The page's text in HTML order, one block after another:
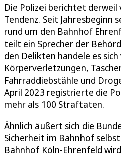
Die Polizei berichtet
Tendenz. Seit Jahresbeginn
rund um den Bahnhof
teilt ein Sprecher der
den Delikten handele es
Körperverletzungen,
Fahrraddiebstähle und
April 2023 registrierte die
mehr als 100 Straftaten.
Ähnlich äußert sich die
Sicherheit im Bahnhof
Bahnhof Köln-Ehrenfeld